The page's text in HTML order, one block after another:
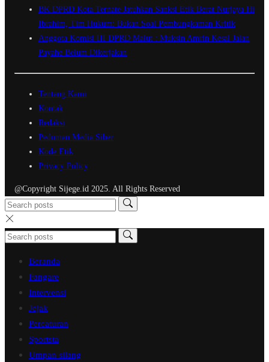
BK DPRD Kota Ternate Jatuhkan Sanksi Etik Berat Nurjaya Hi
Ibrahim, Tim Hukum: Bukan Soal Pembungkaman Kritik
Anggota Komisi III DPRD Malut : Muksin Amrin Kesal Jalan
Payahe Belum Dikerjakan
Tentang Kami
Kontak
Redaksi
Pedoman Media Siber
Kode Etik
Privacy Policy
@Copyright Sijege.id 2025. All Rights Reserved
Beranda
Fangare
Intervensi
Jejak
Percaturan
Sportsta
Umpan silang